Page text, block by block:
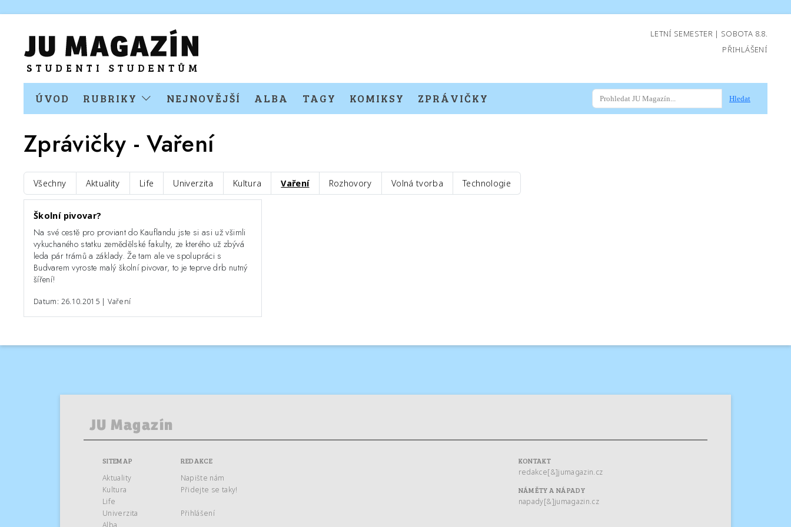
LETNÍ SEMESTER | SOBOTA 8.8.
PŘIHLÁŠENÍ
ÚVOD RUBRIKY NEJNOVĚJŠÍ ALBA TAGY KOMIKSY ZPRÁVIČKY Hledat
Zprávičky - Vaření
Všechny Aktuality Life Univerzita Kultura Vaření Rozhovory Volná tvorba Technologie
Školní pivovar?
Na své cestě pro proviant do Kauflandu jste si asi už všimli
vykuchaného statku zemědělské fakulty, ze kterého už zbývá
leda pár trámů a základy. Že tam ale ve spolupráci s
Budvarem vyroste malý školní pivovar, to je teprve drb nutný
šíření!
Datum: 26.10.2015 | Vaření
SITEMAP
Aktuality
Kultura
Life
Univerzita
Alba
REDAKCE
Napište nám
Přidejte se taky!
Přihlášení
KONTAKT
redakce[&]jumagazin.cz
NÁMĚTY A NÁPADY
napady[&]jumagazin.cz